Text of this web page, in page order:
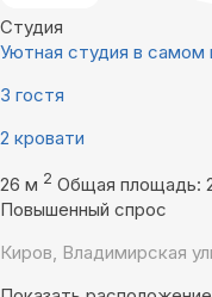
Студия
Уютная студия в самом
3 гостя
2 кровати
26 м 2 Общая площадь:
Повышенный спрос
Киров, Владимирская